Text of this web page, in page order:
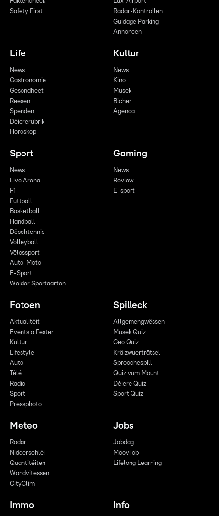
Faktencheck
Safety First
Lux-Airport
Radar-Kontrollen
Guidage Parking
Annoncen
Life
News
Gastronomie
Gesondheet
Reesen
Spenden
Déiererubrik
Horoskop
Kultur
News
Kino
Musek
Bicher
Agenda
Sport
News
Live Arena
F1
Futtball
Basketball
Handball
Dëschtennis
Volleyball
Vëlossport
Auto-Moto
E-Sport
Weider Sportaarten
Gaming
News
Review
E-sport
Fotoen
Aktualitéit
Events a Fester
Kultur
Lifestyle
Auto
Télé
Radio
Sport
Pressphoto
Spilleck
Allgemengwëssen
Musek Quiz
Geo Quiz
Kräizwuerträtsel
Sproochespill
Quiz vum Mount
Déiere Quiz
Sport Quiz
Meteo
Radar
Nidderschléi
Quantitéiten
Wandvitessen
CityClim
Jobs
Jobdag
Moovijob
Lifelong Learning
Immo Info